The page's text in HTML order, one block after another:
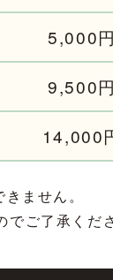
5,000円
9,500円
14,000
ません。
ご了承くだ